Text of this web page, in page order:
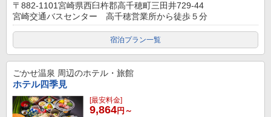
〒882-1101宮崎県西臼杵郡高千穂町三田井729-44
宮崎交通バスセンター 高千穂営業所から徒歩５分
宿泊プラン一覧
ごかせ温泉 周辺のホテル・旅館
ホテル四季見
[最安料金]
9,864円～